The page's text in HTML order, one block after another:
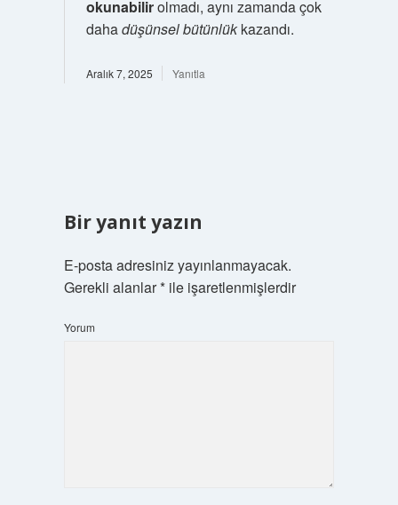
okunabilirolmadı, aynı zamanda çok
dahadüşünsel bütünlükkazandı.
Aralık 7, 2025 Yanıtla
Bir yanıt yazın
E-posta adresiniz yayınlanmayacak.
Gerekli alanlar*ile işaretlenmişlerdir
Yorum